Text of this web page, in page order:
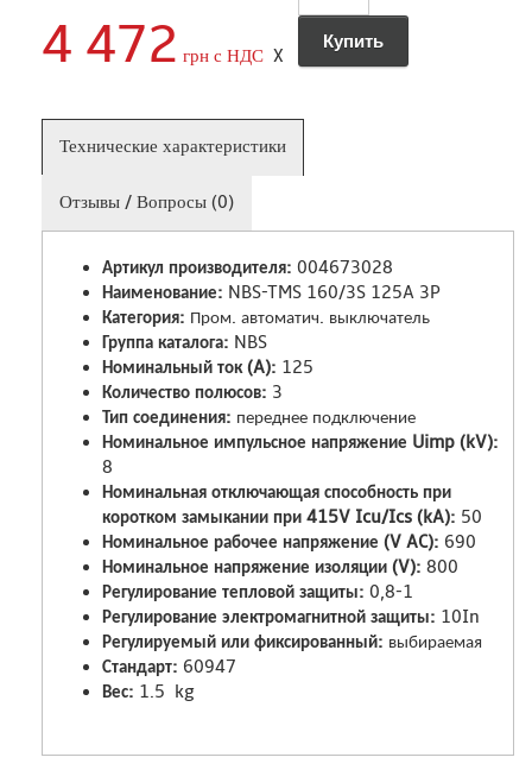
4 472 грн с НДС X
Технические характеристики
Отзывы / Вопросы (0)
Артикул производителя: 004673028
Наименование: NBS-TMS 160/3S 125A 3P
Категория: Пром. автоматич. выключатель
Группа каталога: NBS
Номинальный ток (A): 125
Количество полюсов: 3
Тип соединения: переднее подключение
Номинальное импульсное напряжение Uimp (kV):
8
Номинальная отключающая способность при
коротком замыкании при 415V Icu/Ics (kA): 50
Номинальное рабочее напряжение (V AC): 690
Номинальное напряжение изоляции (V): 800
Регулирование тепловой защиты: 0,8-1
Регулирование электромагнитной защиты: 10In
Регулируемый или фиксированный: выбираемая
Стандарт: 60947
Вес: 1.5 kg